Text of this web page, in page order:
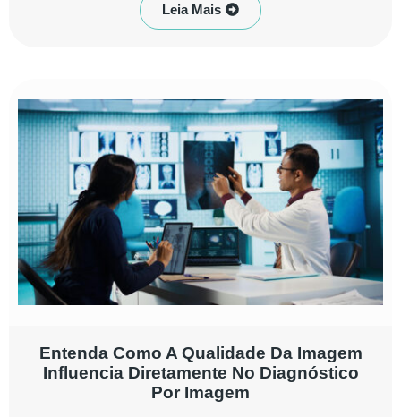
Leia Mais
Entenda Como A Qualidade Da Imagem
Influencia Diretamente No Diagnóstico
Por Imagem